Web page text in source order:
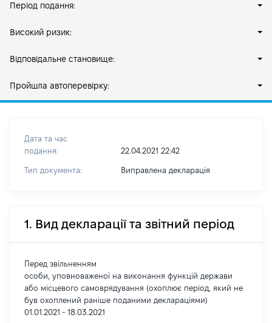
Період подання:
Високий ризик:
Відповідальне становище:
Пройшла автоперевірку:
Дата та час
подання:
22.04.2021 22:42
Тип документа: Виправлена декларація
1. Вид декларації та звітний період
Перед звільненням
особи, уповноваженої на виконання функцій держави
або місцевого самоврядування (охоплює період, який не
був охоплений раніше поданими деклараціями)
01.01.2021 - 18.03.2021